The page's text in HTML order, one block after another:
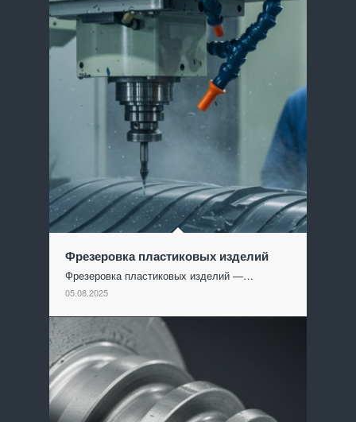
Фрезеровка пластиковых изделий
Фрезеровка пластиковых изделий —…
05.08.2025